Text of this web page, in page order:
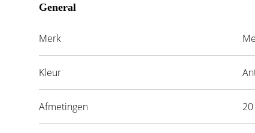
General
Merk
Kleur
Afmetingen